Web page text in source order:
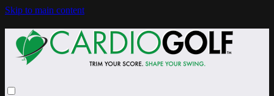
Skip to main content